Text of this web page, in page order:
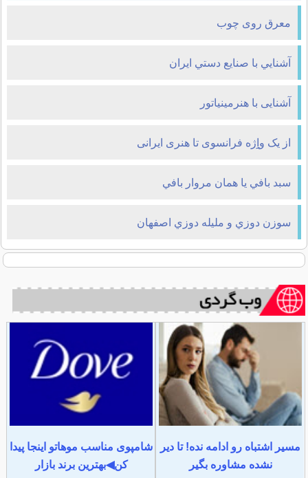
معرق روی چوب
آشنايي با صنايع دستي ايران
آشنایی با هنرمينياتور
از یک واِِِِژه فرانسوی تا هنری ایرانی
سبد بافي يا همان مروار بافي
سوزن دوزي و مليله دوزي اصفهان
مسیر اشتباه رو ادامه نده! تا دیر
نشده مشاوره بگیر
شامپوی مناسب موهاتو اینجا پیدا
کن◀بهترین برند بازار